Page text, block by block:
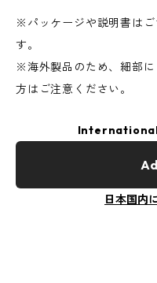
※パッケージや説明書は
す。
※海外製品のため、細部
方はご注意ください。
日本国内